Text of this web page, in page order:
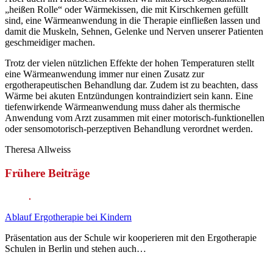
„heißen Rolle“ oder Wärmekissen, die mit Kirschkernen gefüllt
sind, eine Wärmeanwendung in die Therapie einfließen lassen und
damit die Muskeln, Sehnen, Gelenke und Nerven unserer Patienten
geschmeidiger machen.
Trotz der vielen nützlichen Effekte der hohen Temperaturen stellt
eine Wärmeanwendung immer nur einen Zusatz zur
ergotherapeutischen Behandlung dar. Zudem ist zu beachten, dass
Wärme bei akuten Entzündungen kontraindiziert sein kann. Eine
tiefenwirkende Wärmeanwendung muss daher als thermische
Anwendung vom Arzt zusammen mit einer motorisch-funktionellen
oder sensomotorisch-perzeptiven Behandlung verordnet werden.
Theresa Allweiss
Frühere Beiträge
Ablauf Ergotherapie bei Kindern
Präsentation aus der Schule wir kooperieren mit den Ergotherapie
Schulen in Berlin und stehen auch…